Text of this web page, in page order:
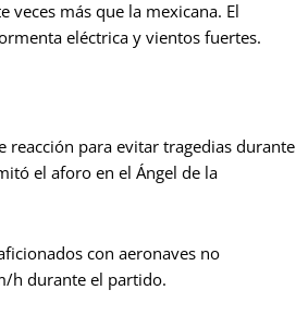
veces más que la mexicana. El
eléctrica y vientos fuertes.
reacción para evitar tragedias durante
el aforo en el Ángel de la
con aeronaves no
h durante el partido.